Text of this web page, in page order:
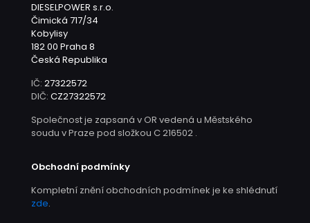
DIESELPOWER s.r.o.
Čimická 717/34
Kobylisy
182 00 Praha 8
Česká Republika
IČ: 27322572
DIČ: CZ27322572
Společnost je zapsaná v OR vedená u Městského
soudu v Praze pod složkou C 216502 .
Obchodní podmínky
Kompletní znění obchodních podmínek je ke shlédnutí
zde.